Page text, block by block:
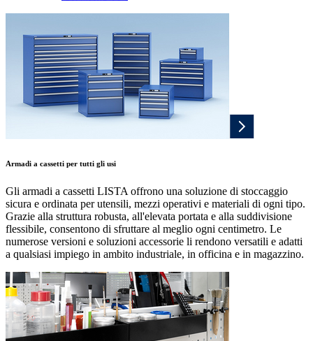
Armadi a cassetti per tutti gli usi
Gli armadi a cassetti LISTA offrono una soluzione di stoccaggio
sicura e ordinata per utensili, mezzi operativi e materiali di ogni tipo.
Grazie alla struttura robusta, all'elevata portata e alla suddivisione
flessibile, consentono di sfruttare al meglio ogni centimetro. Le
numerose versioni e soluzioni accessorie li rendono versatili e adatti
a qualsiasi impiego in ambito industriale, in officina e in magazzino.